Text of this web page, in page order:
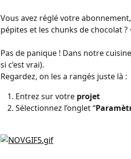
Vous avez réglé votre
pépites et les chunks de chocolat ?
Pas de panique ! Dans notre
si c’est vrai).
Regardez, on les a rangés juste là :
Entrez sur votre projet
Sélectionnez l’onglet “